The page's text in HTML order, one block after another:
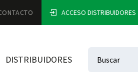
DISTRIBUIDORES
ACCESO DISTRIBUIDORES